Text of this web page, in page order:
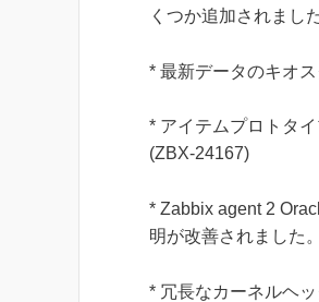
くつか追加されまし
* 最新データのキオ
* アイテムプロトタ
(ZBX-24167)
* Zabbix agent 2
明が改善されました
* 冗長なカーネルヘ